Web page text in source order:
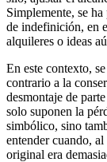
Simplemente, se
de indefinición, en
alquileres o ideas
En este contexto,
contrario a la
desmontaje de
solo suponen la
simbólico, sino
entender cuando,
original era